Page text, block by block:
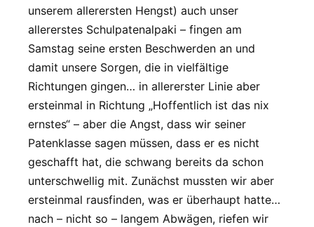
unserem allerersten Hengst) auch unser
allererstes Schulpatenalpaki – fingen am
Samstag seine ersten Beschwerden an und
damit unsere Sorgen, die in vielfältige
Richtungen gingen… in allererster Linie aber
ersteinmal in Richtung „Hoffentlich ist das nix
ernstes“ – aber die Angst, dass wir seiner
Patenklasse sagen müssen, dass er es nicht
geschafft hat, die schwang bereits da schon
unterschwellig mit. Zunächst mussten wir aber
ersteinmal rausfinden, was er überhaupt hatte…
nach – nicht so – langem Abwägen, riefen wir